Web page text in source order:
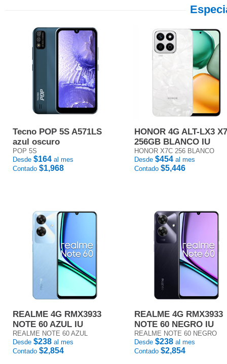
Tecno POP 5S A571LS
azul oscuro
POP 5S
Desde $164 al mes
Contado $1,968
HONOR 4G ALT-LX3
256GB BLANCO IU
HONOR X7C 256 BLANCO
Desde $454 al mes
Contado $5,446
REALME 4G RMX3933
NOTE 60 AZUL IU
REALME NOTE 60 AZUL
Desde $238 al mes
Contado $2,854
REALME 4G RMX3933
NOTE 60 NEGRO IU
REALME NOTE 60 NEGRO
Desde $238 al mes
Contado $2,854